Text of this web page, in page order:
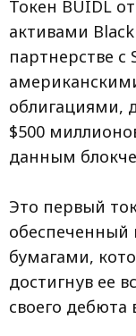
Токен BUIDL
активами
партнерстве
облигациями,
$500
данным
Это первый
бумагами,
достигнув ее
своего дебюта